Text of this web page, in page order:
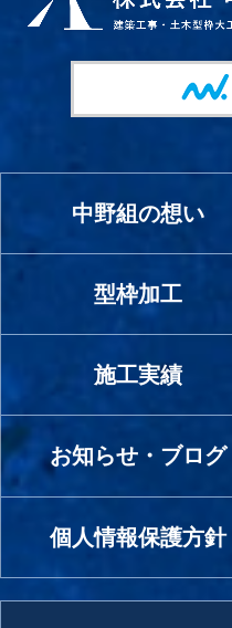
中野組の想い
型枠加工
施工実績
お知らせ・ブログ
個人情報保護方針